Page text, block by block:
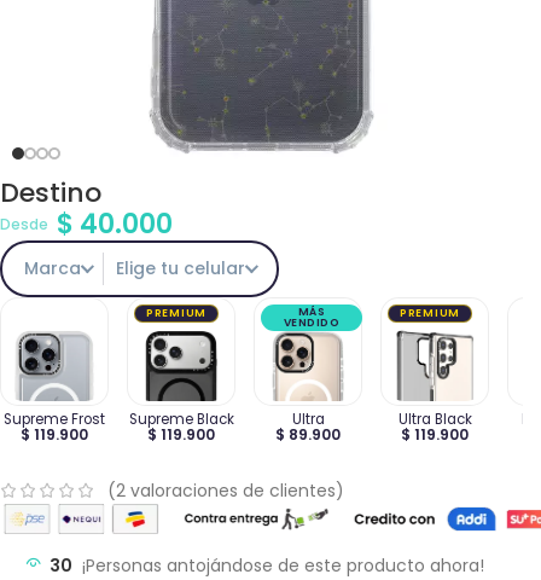
Destino
Desde $ 40.000
Marca Elige tu celular
Supreme Frost
$ 119.900
Supreme Black
$ 119.900
PREMIUM
Ultra
$ 89.900
MÁS
VENDIDO
Ultra Black
$ 119.900
PREMIUM
(2 valoraciones de clientes)
30 ¡Personas antojándose de este producto ahora!